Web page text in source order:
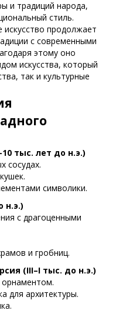
и традиций народа,
стиль.
искусство продолжает
с современными
этому оно
искусства, который
так и культурные
тыс. лет до н.э.)
сосудах.
символики.
н.э.)
с драгоценными
и гробниц.
(III–I тыс. до н.э.)
орнаментом.
для архитектуры.